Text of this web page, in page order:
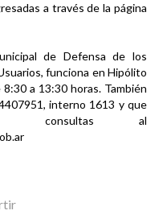
a través de la página
de Defensa de los
funciona en Hipólito
a 13:30 horas. También
interno 1613 y que
consultas al